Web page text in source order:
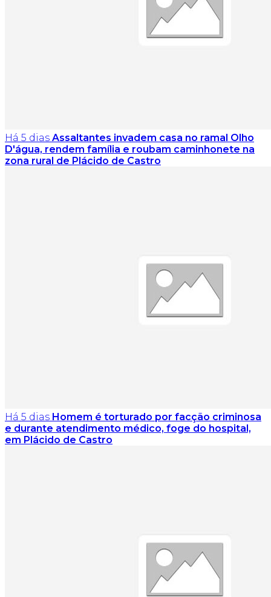
Há 5 dias Assaltantes invadem casa no ramal Olho
D'água, rendem família e roubam caminhonete na
zona rural de Plácido de Castro
Há 5 dias Homem é torturado por facção criminosa
e durante atendimento médico, foge do hospital,
em Plácido de Castro